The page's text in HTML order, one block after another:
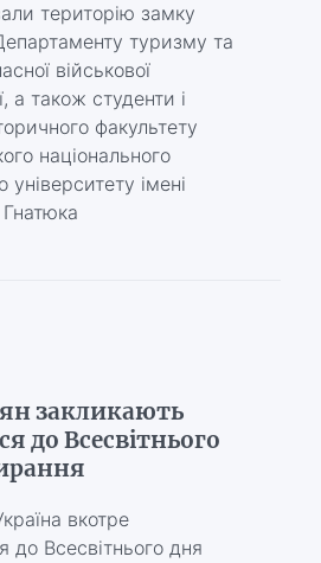
територію замку
туризму та
військової
а також студенти і
факультету
національного
університету імені
закликають
до Всесвітнього
вкотре
до Всесвітнього дня